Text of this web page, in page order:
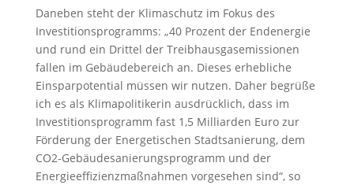
Daneben steht der Klimaschutz im Fokus des
Investitionsprogramms: „40 Prozent der Endenergie
und rund ein Drittel der Treibhausgasemissionen
fallen im Gebäudebereich an. Dieses erhebliche
Einsparpotential müssen wir nutzen. Daher begrüße
ich es als Klimapolitikerin ausdrücklich, dass im
Investitionsprogramm fast 1,5 Milliarden Euro zur
Förderung der Energetischen Stadtsanierung, dem
CO2-Gebäudesanierungsprogramm und der
Energieeffizienzmaßnahmen vorgesehen sind“, so